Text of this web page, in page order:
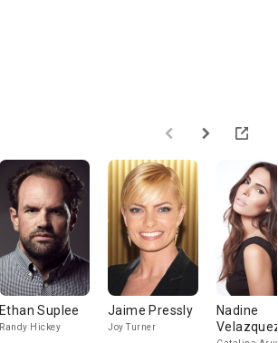
Ethan Suplee
Randy Hickey
Jaime Pressly
Joy Turner
Nadine